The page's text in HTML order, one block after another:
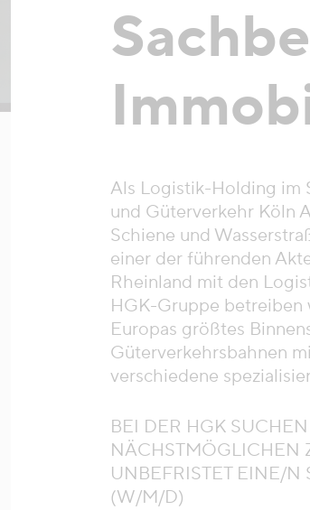
Als Logistik-Holding im
und Güterverkehr Köln
Schiene und
einer der führenden
Rheinland mit den
HGK-Gruppe betreiben
Europas größtes
Güterverkehrsbahnen
verschiedene
BEI DER HGK
NÄCHSTMÖGLICHEN
UNBEFRISTET EINE/
(W/M/D)